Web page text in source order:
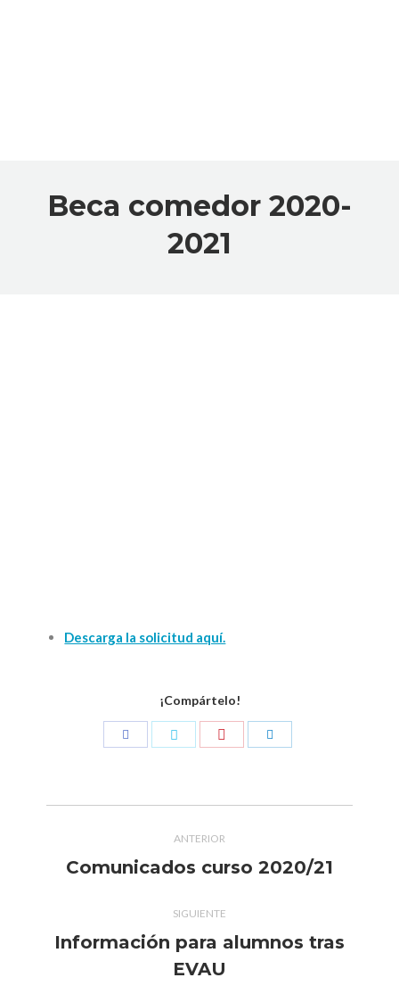
Beca comedor 2020-
2021
Descarga la solicitud aquí.
¡Compártelo!
Compartir Compartir Compartir
entre
ANTERIOR
Publicación
Comunicados curso 2020/21
SIGUIENTE
Publicación
siguiente:
Información para alumnos tras
EVAU